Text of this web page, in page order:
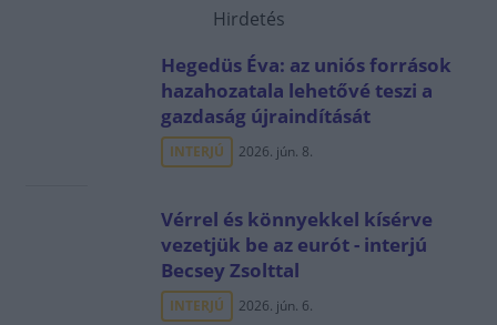
Hirdetés
Hegedüs Éva: az uniós források
hazahozatala lehetővé teszi a
gazdaság újraindítását
INTERJÚ 2026. jún. 8.
Vérrel és könnyekkel kísérve
vezetjük be az eurót - interjú
Becsey Zsolttal
INTERJÚ 2026. jún. 6.